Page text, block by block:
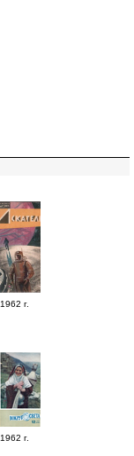
1962 г.
1962 г.